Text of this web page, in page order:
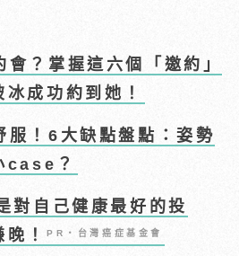
？掌握這六個「邀約」
成功約到她！
服！6大缺點盤點：姿勢
case？
對自己健康最好的投
晚！PR・台灣癌症基金會